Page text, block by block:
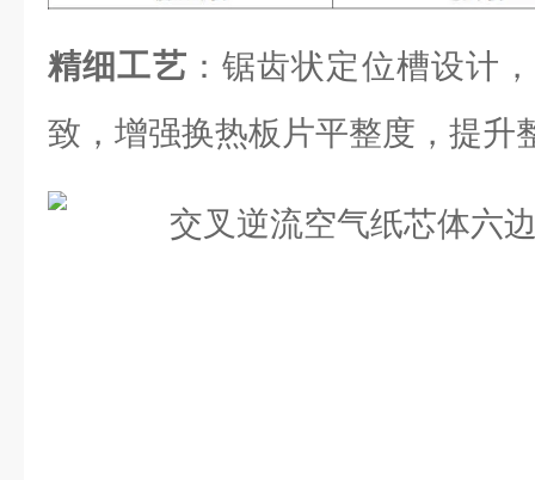
精细工艺 ：锯齿状定位槽设计
致，增强换热板片平整度，提升